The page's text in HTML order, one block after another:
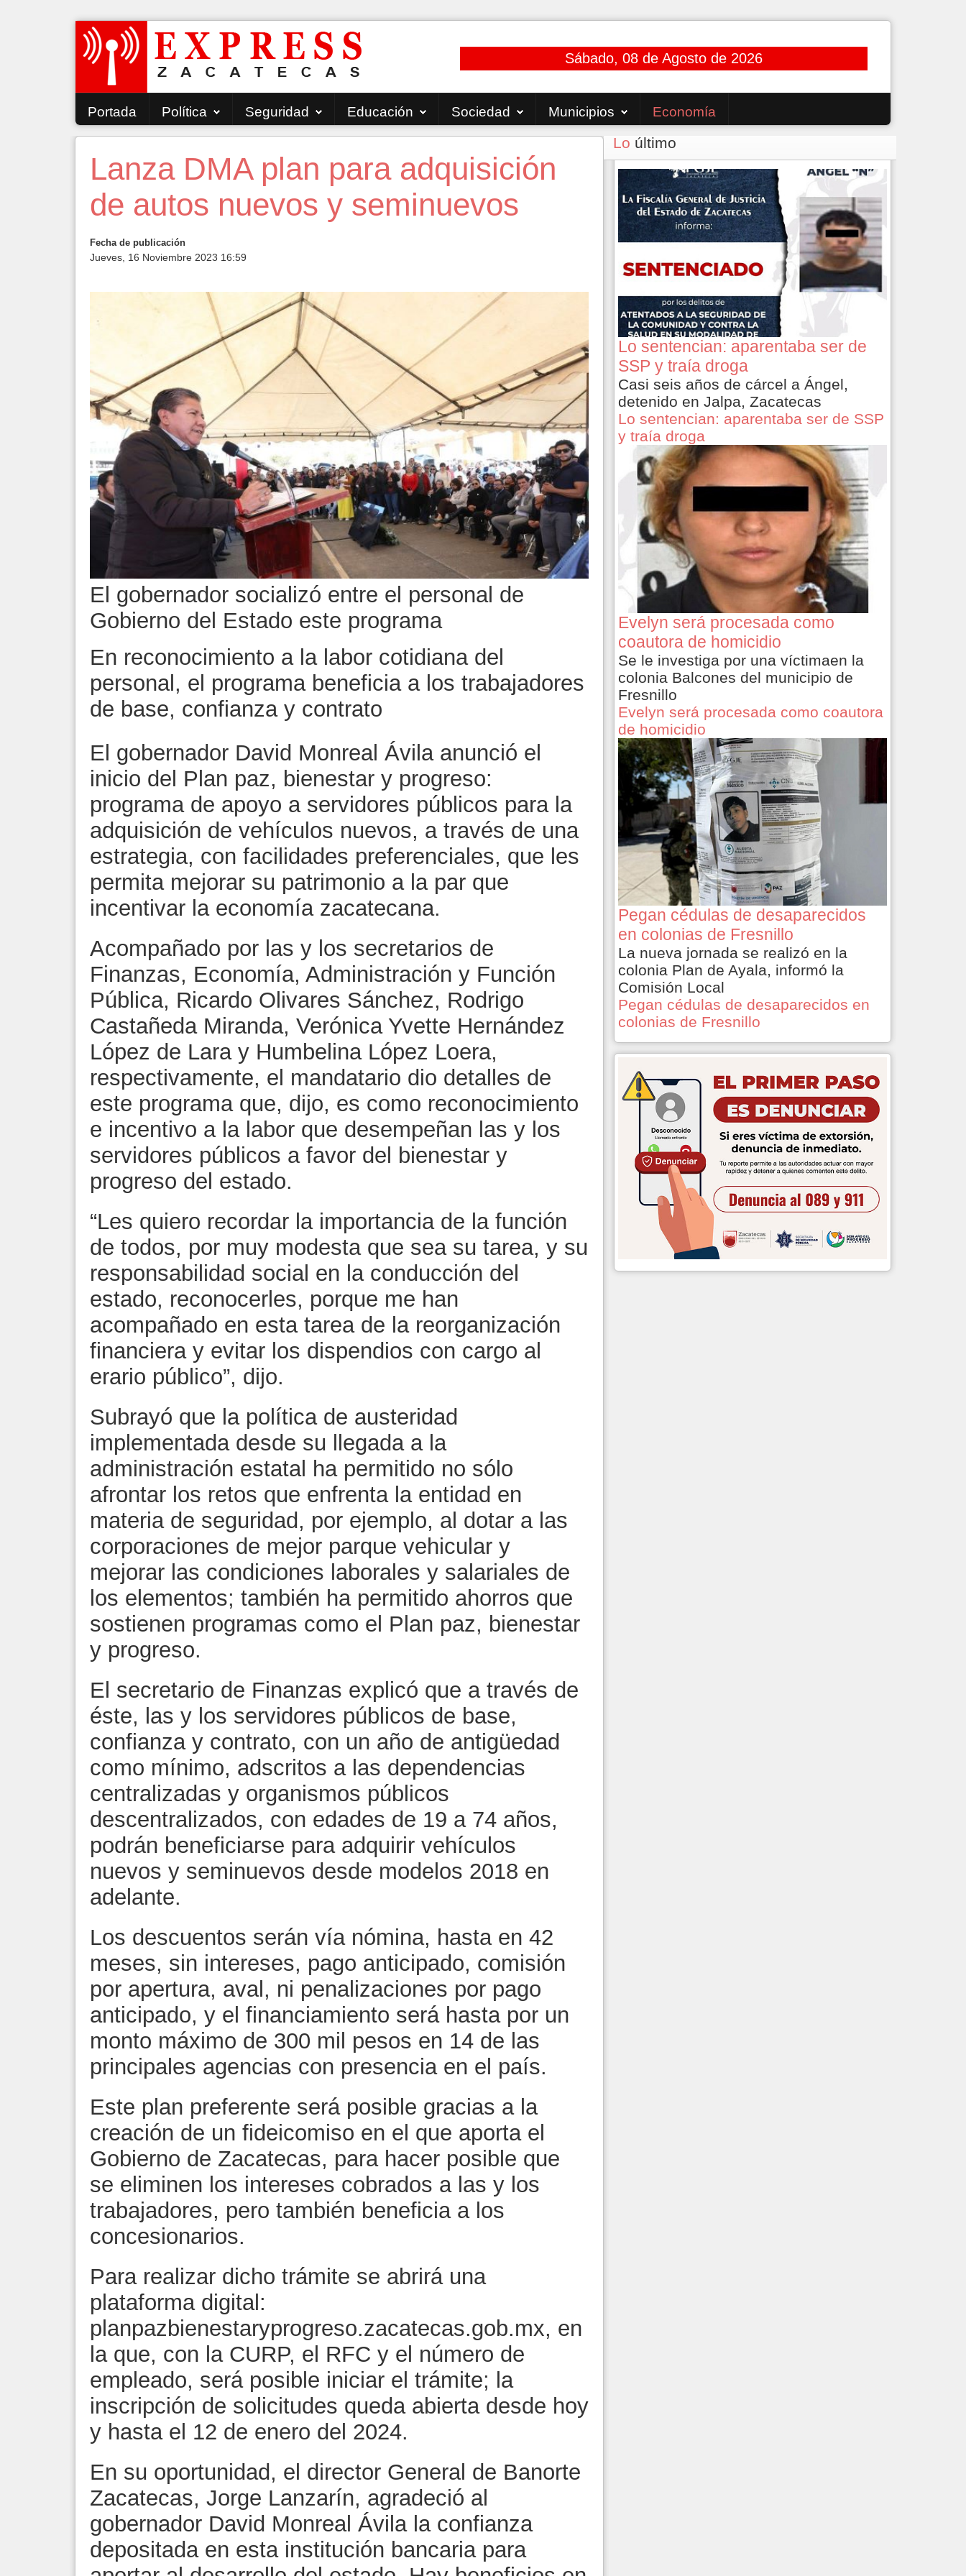
Sábado, 08 de Agosto de 2026
Portada Política Seguridad Educación Sociedad Municipios Economía
Lanza DMA plan para adquisición
de autos nuevos y seminuevos
Fecha de publicación
Jueves, 16 Noviembre 2023 16:59
El gobernador socializó entre el personal de
Gobierno del Estado este programa
En reconocimiento a la labor cotidiana del
personal, el programa beneficia a los trabajadores
de base, confianza y contrato
El gobernador David Monreal Ávila anunció el
inicio del Plan paz, bienestar y progreso:
programa de apoyo a servidores públicos para la
adquisición de vehículos nuevos, a través de una
estrategia, con facilidades preferenciales, que les
permita mejorar su patrimonio a la par que
incentivar la economía zacatecana.
Acompañado por las y los secretarios de
Finanzas, Economía, Administración y Función
Pública, Ricardo Olivares Sánchez, Rodrigo
Castañeda Miranda, Verónica Yvette Hernández
López de Lara y Humbelina López Loera,
respectivamente, el mandatario dio detalles de
este programa que, dijo, es como reconocimiento
e incentivo a la labor que desempeñan las y los
servidores públicos a favor del bienestar y
progreso del estado.
“Les quiero recordar la importancia de la función
de todos, por muy modesta que sea su tarea, y su
responsabilidad social en la conducción del
estado, reconocerles, porque me han
acompañado en esta tarea de la reorganización
financiera y evitar los dispendios con cargo al
erario público”, dijo.
Subrayó que la política de austeridad
implementada desde su llegada a la
administración estatal ha permitido no sólo
afrontar los retos que enfrenta la entidad en
materia de seguridad, por ejemplo, al dotar a las
corporaciones de mejor parque vehicular y
mejorar las condiciones laborales y salariales de
los elementos; también ha permitido ahorros que
sostienen programas como el Plan paz, bienestar
y progreso.
El secretario de Finanzas explicó que a través de
éste, las y los servidores públicos de base,
confianza y contrato, con un año de antigüedad
como mínimo, adscritos a las dependencias
centralizadas y organismos públicos
descentralizados, con edades de 19 a 74 años,
podrán beneficiarse para adquirir vehículos
nuevos y seminuevos desde modelos 2018 en
adelante.
Los descuentos serán vía nómina, hasta en 42
meses, sin intereses, pago anticipado, comisión
por apertura, aval, ni penalizaciones por pago
anticipado, y el financiamiento será hasta por un
monto máximo de 300 mil pesos en 14 de las
principales agencias con presencia en el país.
Este plan preferente será posible gracias a la
creación de un fideicomiso en el que aporta el
Gobierno de Zacatecas, para hacer posible que
se eliminen los intereses cobrados a las y los
trabajadores, pero también beneficia a los
concesionarios.
Para realizar dicho trámite se abrirá una
plataforma digital:
planpazbienestaryprogreso.zacatecas.gob.mx, en
la que, con la CURP, el RFC y el número de
empleado, será posible iniciar el trámite; la
inscripción de solicitudes queda abierta desde hoy
y hasta el 12 de enero del 2024.
En su oportunidad, el director General de Banorte
Zacatecas, Jorge Lanzarín, agradeció al
gobernador David Monreal Ávila la confianza
depositada en esta institución bancaria para
Lo último
Lo sentencian: aparentaba ser de
SSP y traía droga
Casi seis años de cárcel a Ángel,
detenido en Jalpa, Zacatecas
Lo sentencian: aparentaba ser de SSP
y traía droga
Evelyn será procesada como
coautora de homicidio
Se le investiga por una víctimaen la
colonia Balcones del municipio de
Fresnillo
Evelyn será procesada como coautora
de homicidio
Pegan cédulas de desaparecidos
en colonias de Fresnillo
La nueva jornada se realizó en la
colonia Plan de Ayala, informó la
Comisión Local
Pegan cédulas de desaparecidos en
colonias de Fresnillo